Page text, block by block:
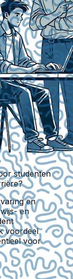
studenten
en
en
voordeel
voor